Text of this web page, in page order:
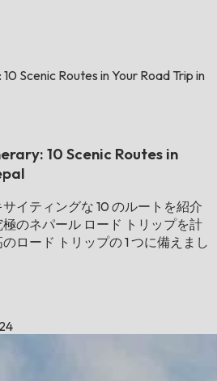
Scenic Routes in Your Road Trip in
10 Scenic Routes in
イティングな 10 のルートを紹介
のネパール ロード トリップを計
ロード トリップの 1 つに備えまし